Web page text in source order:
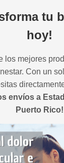
tu
hoy!
los mejores
Con un
envíos a
Puerto Rico!